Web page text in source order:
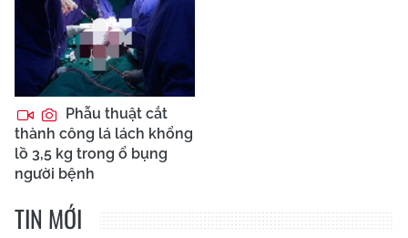
Phẫu thuật cắt
thành công lá lách khổng
lồ 3,5 kg trong ổ bụng
người bệnh
TIN MỚI